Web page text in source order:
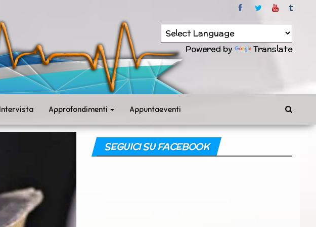
Powered by Translate
Approfondimenti Appuntaeventi
SEGUICI SU FACEBOOK